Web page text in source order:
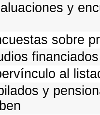
y
sobre
al
y